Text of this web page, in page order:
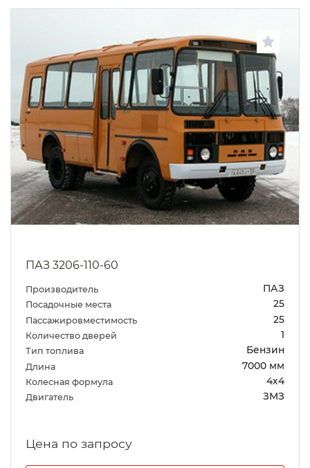
ПАЗ 3206-110-60
Производитель ПАЗ
Посадочные места 25
Пассажировместимость 25
Количество дверей 1
Тип топлива Бензин
Длина 7000 мм
Колесная формула 4х4
Двигатель ЗМЗ
Цена по запросу